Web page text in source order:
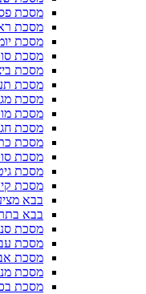
מסכת
מסכת
מסכת
מסכת
מסכת
מסכת
מסכת
מסכת
מסכת
מסכת
מסכת
מסכת
מסכת
בבא
בבא
מסכת
מסכת
מסכת
מסכת
מסכת